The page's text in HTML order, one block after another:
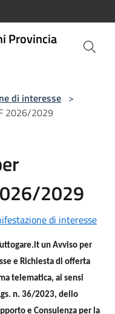
Provincia
di interesse >
2026/2029
2029
di interesse
un Avviso per
e Richiesta di offerta
telematica, ai sensi
n. 36/2023, dello
e Consulenza per la